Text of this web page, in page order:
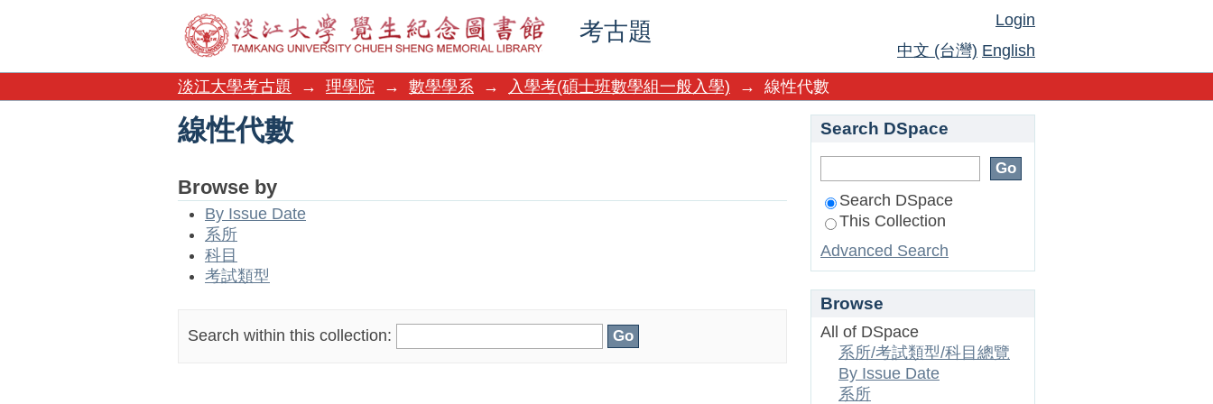
考古題
線性代數
Login
中文 (台灣) English
淡江大學考古題
→ 理學院 → 數學學系 → 入學考(碩士班數學組一般入學) → 線性代數
線性代數
Browse by
By Issue Date
系所
科目
考試類型
Search within this collection:
Search DSpace
Search DSpace
This Collection
Advanced Search
Browse
All of DSpace
系所/考試類型/科目總覽
By Issue Date
系所